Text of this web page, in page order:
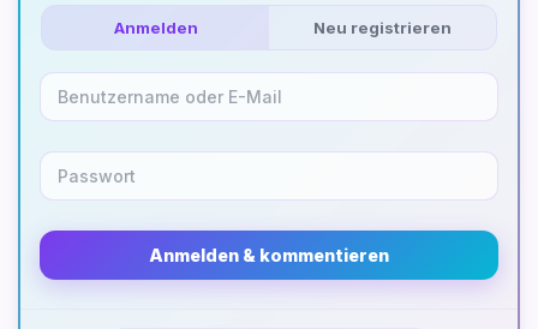
Anmelden Neu registrieren
Anmelden & kommentieren